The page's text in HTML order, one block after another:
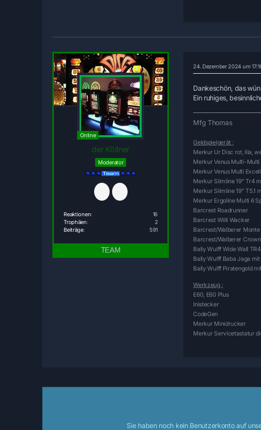
Online
der Köllner
Moderator
Reaktionen
16
Trophäen
2
Beiträge
591
24. Dezember 2024 um
Dankeschön, das
Ein ruhiges,
Mfg Thomas
Geldspielgerät :
Merkur Ur Disc rot, lila,
Merkur Venus Multi-Multi
Merkur Venus Multi
Merkur Slimline 19" Tr4
Merkur Slimline 19" T5.1
Merkur Ergoline Multi 6
Barcrest Roadrunner
Barcrest Willi Wacker
Barcrest/Walberer Monte
Barcrest/Walberer
Bally Wulff Wide Wall
Bally Wulff Baba Jaga mit
Bally Wulff Piratengold
Werkzeug :
E60, E60 Plus
Inistecker
CodeGen
Merkur Minidrucker
Merkur Servicetastatur
Sie haben noch kein Benutzerkonto auf